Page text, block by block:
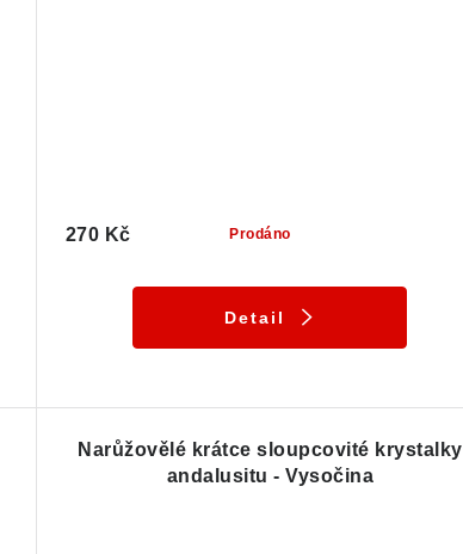
Prodáno
270 Kč
Detail
Narůžovělé krátce sloupcovité krystalky
andalusitu - Vysočina